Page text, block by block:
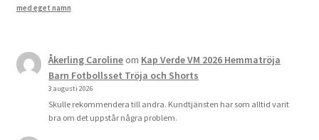
med eget namn
Åkerling Carolineom Kap Verde VM 2026 Hemmatröja
Barn Fotbollsset Tröja och Shorts
3 augusti 2026
Skulle rekommendera till andra. Kundtjänsten har som alltid varit
bra om det uppstår några problem.